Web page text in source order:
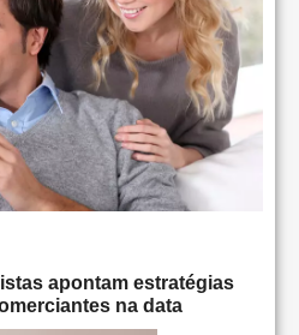
apontam estratégias
na data